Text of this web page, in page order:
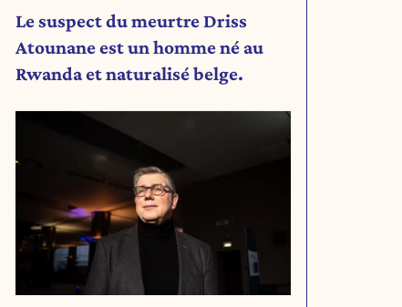
Le suspect du meurtre Driss
Atounane est un homme né au
Rwanda et naturalisé belge.